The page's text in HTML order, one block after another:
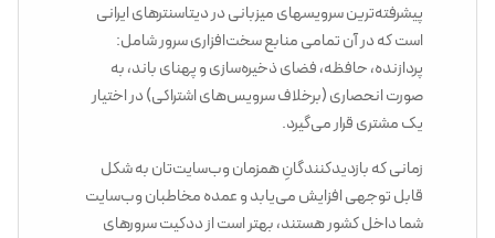
پیشرفته‌ترین سرویسهای میزبانی در دیتاسنترهای ایرانی
است که در آن تمامی منابع سخت‌افزاری سرور شامل:
پردازنده، حافظه، فضای ذخیره‌سازی و پهنای باند، به
‌صورت انحصاری (برخلاف سرویس‌های اشتراکی) در اختیار
یک مشتری قرار می‌گیرد.
زمانی که بازدیدکنندگانِ همزمان وب‌سایت‌تان به شکل
قابل توجهی افزایش می‌یابد و عمده مخاطبان وب‌سایت
شما داخل کشور هستند، بهتر است از ددکیت سرورهای